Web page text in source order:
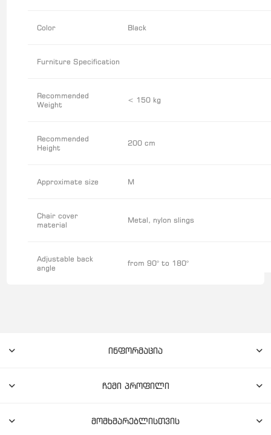
Color Black
Furniture Specification
Recommended
Weight
< 150 kg
Recommended
Height
200 cm
Approximate size M
Chair cover
material
Metal, nylon slings
Adjustable back
angle
from 90° to 180°
ინფორმაცია
ჩემი პროფილი
მომხმარებლისთვის